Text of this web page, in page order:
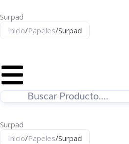
al
contenido
Surpad
Inicio/Papeles/Surpad
Surpad
Inicio/Papeles/Surpad